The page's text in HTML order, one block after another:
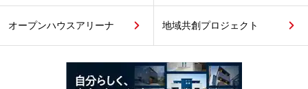
オープンハウスアリーナ 地域共創プロジェクト